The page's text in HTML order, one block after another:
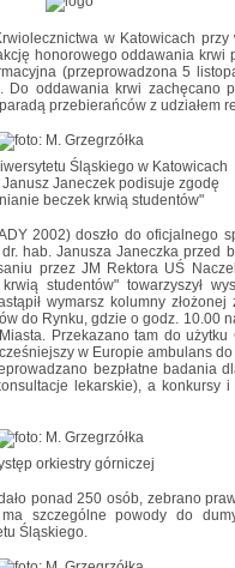
w Katowicach przy
honorowego oddawania krwi
(przeprowadzona 5
oddawania krwi zachęcano
przebierańców z udziałem
Śląskiego w Katowicach
Janeczek podisuje zgodę
beczek krwią studentów"
2002) doszło do oficjalnego
hab. Janusza Janeczka przed
przez JM Rektora UŚ
studentów" towarzyszył
wymarsz kolumny złożonej
do Rynku, gdzie o godz. 10.00
Przekazano tam do użytku
w Europie ambulans
bezpłatne badania
lekarskie), a konkursy i
orkiestry górniczej
ponad 250 osób, zebrano
szczególne powody do
Śląskiego.